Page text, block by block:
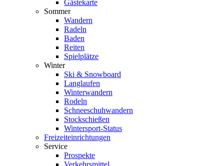
Gästekarte
Sommer
Wandern
Radeln
Baden
Reiten
Spielplätze
Winter
Ski & Snowboard
Langlaufen
Winterwandern
Rodeln
Schneeschuhwandern
Stockschießen
Wintersport-Status
Freizeit­einrichtungen
Service
Prospekte
Verkehrsmittel